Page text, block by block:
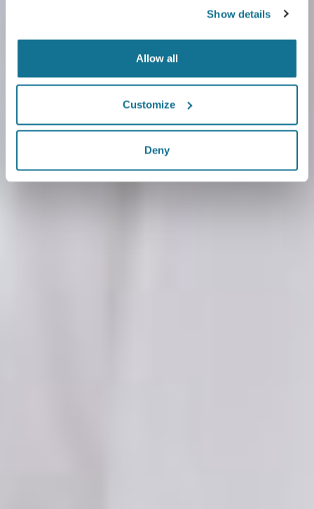
Show details
Allow all
Customize
Deny